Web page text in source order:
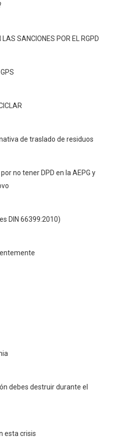
LAS SANCIONES POR EL RGPD
de traslado de residuos
no tener DPD en la AEPG y
DIN 66399:2010)
debes destruir durante el
esta crisis